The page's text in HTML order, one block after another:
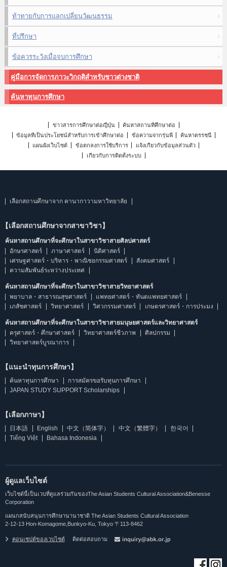
ท้าทายกับการแลกเปลี่ยนวัฒนธรรม
ที่ปรึกษา
ข้อควรระวังเมื่อจบการศึกษา
คู่มือการจัดการภาวะวิกฤติสำหรับชาวต่างชาติ
ค้นหาทุนการศึกษา
ข่าวสารการศึกษาต่อญี่ปุ่น
ค้นหาสถานที่ศึกษาต่อ
ข้อมูลที่เป็นประโยชน์สำหรับการเข้าศึกษาต่อ
ข้อความจากรุ่นพี่
ค้นหาดรรชนี
แผนผังเว็บไซต์
ข้อตกลงการใช้บริการ
แจ้งเกี่ยวกับข้อมูลส่วนตัว
เกี่ยวกับการติดตั้งระบบ
เลือกสถานศึกษาจาก คานากาวามหาวิทยาลัย
【เลือกสถานศึกษาจากสาขาวิชา】
ค้นหาสถานศึกษาที่จะศึกษาในสาขาวิชาสายศิลปศาสตร์
อักษรศาสตร์
ภาษาศาสตร์
นิติศาสตร์
เศรษฐศาสตร์・บริหาร・พาณิชยกรรมศาสตร์
สังคมศาสตร์
ความสัมพันธ์ระหว่างประเทศ
ค้นหาสถานศึกษาที่จะศึกษาในสาขาวิชาสายวิทยาศาสตร์
พยาบาล・สาธารณสุขศาสตร์
แพทยศาสตร์・ทันตแพทยศาสตร์
เภสัชศาสตร์
วิทยาศาสตร์ วิศวกรรมศาสตร์ เกษตรศาสตร์・การประมง
ค้นหาสถานศึกษาที่จะศึกษาในสาขาวิชาสายมนุษยศาสตร์และวิทยาศาสตร์
ครุศาสตร์・ศึกษาศาสตร์
วิทยาศาสตร์ชีวภาพ
ศิลปกรรม
วิทยาศาสตร์บูรณาการ
【แนะนำทุนการศึกษา】
ค้นหาทุนการศึกษา
การสมัครขอรับทุนการศึกษา
JAPAN STUDY SUPPORT Scholarships
【เลือกภาษา】
日本語 English 中文（简体字） 中文（繁體字）
한국어
Tiếng Việt
Bahasa Indonesia
ผู้ดูแลเว็บไซต์
เว็บไซต์นี้เป็นเวบที่ดูแลร่วมกันของThe Asian Students Cultural Association&Benesse
Corporation
แผนกสนับสนุนการศึกษานานาชาติ The Asian Students Cultural Association
2-12-13 Hon-Komagome,Bunkyo-Ku, Tokyo 〒113-8462
คอนเซปต์ของเวบไซต์ ติดต่อสอบถาม